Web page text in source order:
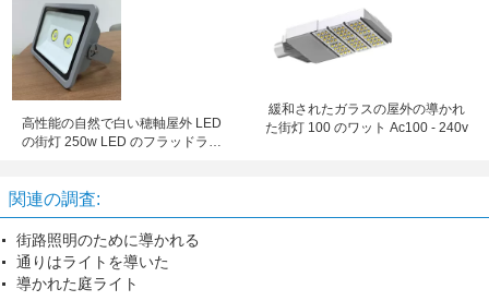
高性能の自然で白い穂軸屋外 LED
の街灯 250w LED のフラッドライ
緩和されたガラスの屋外の導かれ
た街灯 100 のワット Ac100 - 240v
関連の調査:
街路照明のために導かれる
通りはライトを導いた
導かれた庭ライト